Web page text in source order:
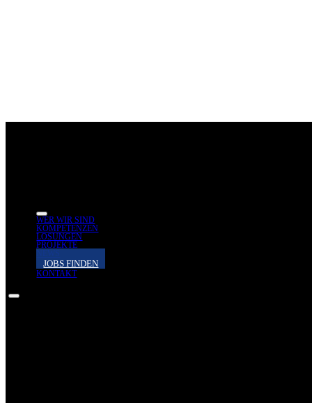
WER WIR SIND
KOMPETENZEN
LÖSUNGEN
PROJEKTE
JOBS FINDEN
KONTAKT